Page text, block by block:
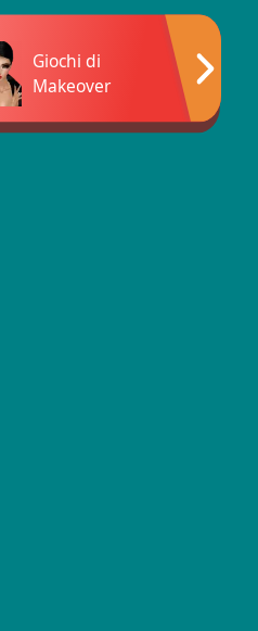
Giochi di
Makeover